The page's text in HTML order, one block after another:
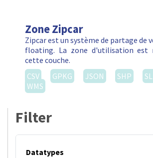
Zone Zipcar
Zipcar est un système de partage de
floating. La zone d'utilisation est
cette couche.
CSV
GPKG JSON SHP
WMS
Filter
Datatypes